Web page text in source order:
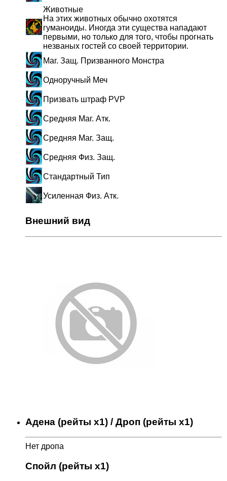
Животные
На этих животных обычно охотятся
гуманоиды. Иногда эти существа нападают
первыми, но только для того, чтобы прогнать
незваных гостей со своей территории.
Маг. Защ. Призванного Монстра
Одноручный Меч
Призвать штраф PVP
Средняя Маг. Атк.
Средняя Маг. Защ.
Средняя Физ. Защ.
Стандартный Тип
Усиленная Физ. Атк.
Внешний вид
Адена (рейты x1) / Дроп (рейты x1)
Нет дропа
Спойл (рейты x1)